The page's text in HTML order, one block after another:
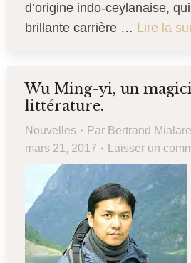
d’origine indo-ceylanaise,
brillante carrière … Lire la
Wu Ming-yi, un
littérature.
Nouvelles Par Bertrand
mars 21, 2017
Laisser un